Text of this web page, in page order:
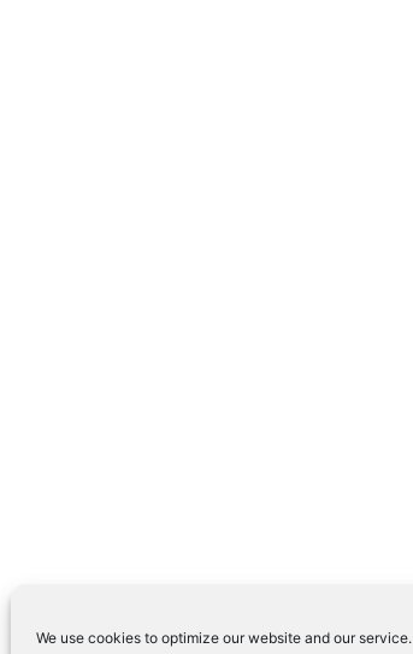
We use cookies to optimize our website and our service.